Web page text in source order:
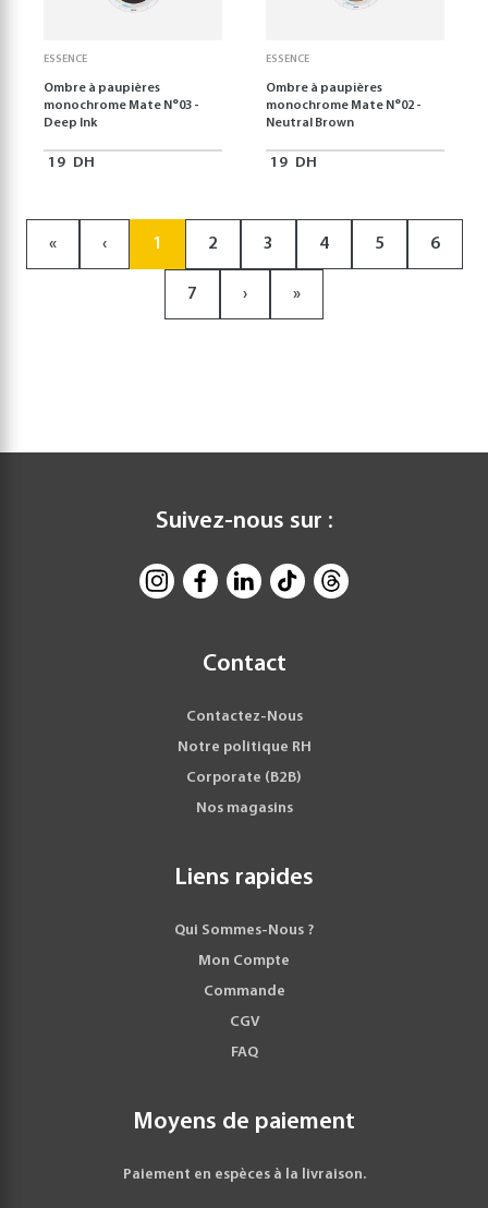
ESSENCE
Ombre à paupières
monochrome Mate N°03 -
Deep Ink
19 DH
ESSENCE
Ombre à paupières
monochrome Mate N°02 -
Neutral Brown
19 DH
« ‹ 1 2 3 4 5 6
7 › »
Suivez-nous sur :
Contact
Contactez-Nous
Notre politique RH
Corporate (B2B)
Nos magasins
Liens rapides
Qui Sommes-Nous ?
Mon Compte
Commande
CGV
FAQ
Moyens de paiement
Paiement en espèces à la livraison.